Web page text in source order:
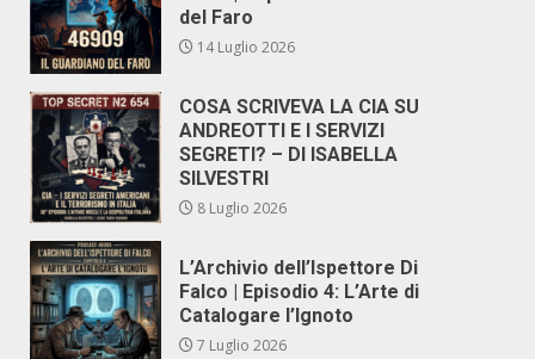
del Faro
14 Luglio 2026
COSA SCRIVEVA LA CIA SU
ANDREOTTI E I SERVIZI
SEGRETI? – DI ISABELLA
SILVESTRI
8 Luglio 2026
L’Archivio dell’Ispettore Di
Falco | Episodio 4: L’Arte di
Catalogare l’Ignoto
7 Luglio 2026